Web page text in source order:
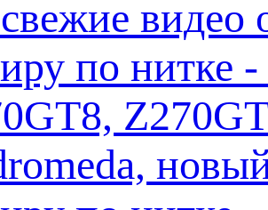
по нитке -